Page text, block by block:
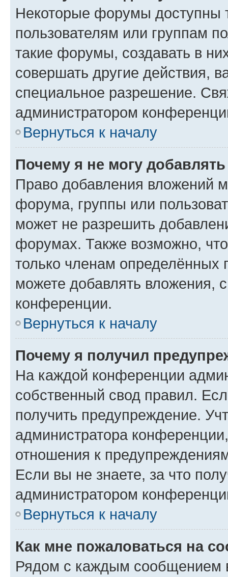
Некоторые форумы доступны
пользователям или группам
такие форумы, создавать в
совершать другие действия,
специальное разрешение.
администратором
Вернуться к началу
Почему я не могу
Право добавления вложений
форума, группы или
может не разрешить
форумах. Также возможно,
только членам определённых
можете добавлять вложения,
конференции.
Вернуться к началу
Почему я получил
На каждой конференции
собственный свод правил.
получить предупреждение.
администратора
отношения к
Если вы не знаете, за что
администратором
Вернуться к началу
Как мне пожаловаться на
Рядом с каждым сообщением